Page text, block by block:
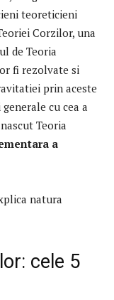
teoreticieni
Corzilor, una
de Teoria
fi rezolvate si
prin aceste
cu cea a
Teoria
a
natura
cele 5